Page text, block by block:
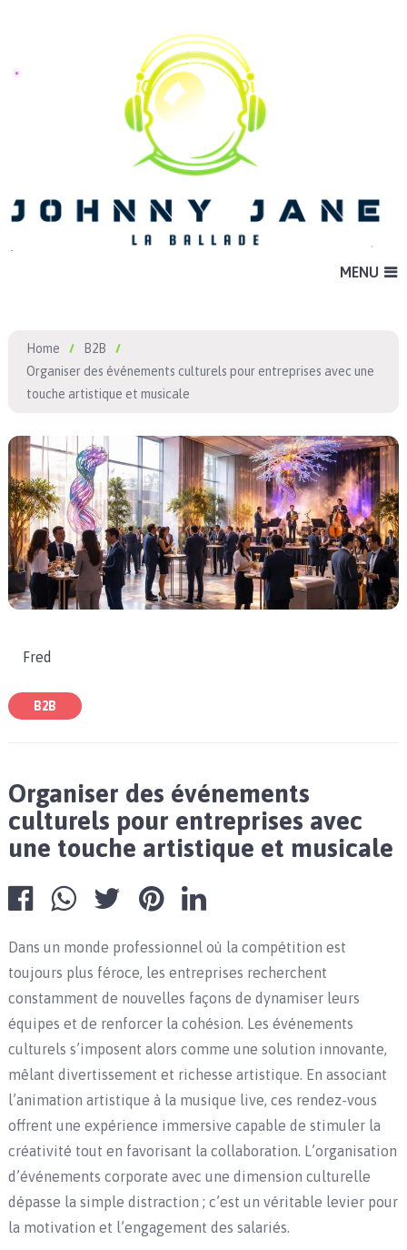
MENU
Home
B2B
Organiser des événements culturels pour entreprises avec une
touche artistique et musicale
Fred
B2B
Organiser des événements
culturels pour entreprises avec
une touche artistique et musicale
Dans un monde professionnel où la compétition est
toujours plus féroce, les entreprises recherchent
constamment de nouvelles façons de dynamiser leurs
équipes et de renforcer la cohésion. Les événements
culturels s’imposent alors comme une solution innovante,
mêlant divertissement et richesse artistique. En associant
l’animation artistique à la musique live, ces rendez-vous
offrent une expérience immersive capable de stimuler la
créativité tout en favorisant la collaboration. L’organisation
d’événements corporate avec une dimension culturelle
dépasse la simple distraction ; c’est un véritable levier pour
la motivation et l’engagement des salariés.